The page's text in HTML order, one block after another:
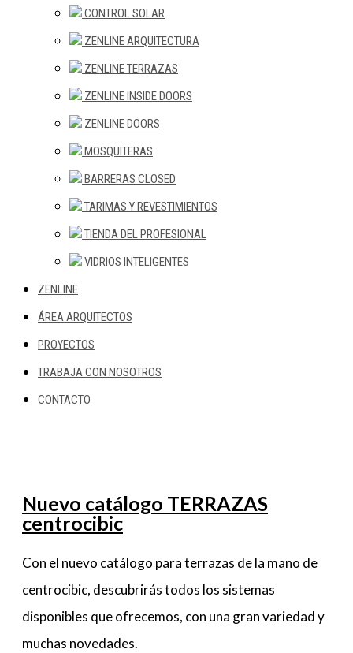
CONTROL SOLAR
ZENLINE ARQUITECTURA
ZENLINE TERRAZAS
ZENLINE INSIDE DOORS
ZENLINE DOORS
MOSQUITERAS
BARRERAS CLOSED
TARIMAS Y REVESTIMIENTOS
TIENDA DEL PROFESIONAL
VIDRIOS INTELIGENTES
ZENLINE
ÁREA ARQUITECTOS
PROYECTOS
TRABAJA CON NOSOTROS
CONTACTO
Nuevo catálogo TERRAZAS
centrocibic
Con el nuevo catálogo para terrazas de la mano de
centrocibic, descubrirás todos los sistemas
disponibles que ofrecemos, con una gran variedad y
muchas novedades.